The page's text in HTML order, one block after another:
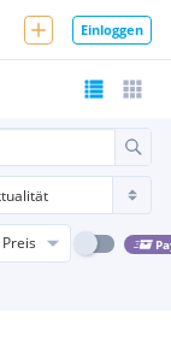
Einloggen
Preis